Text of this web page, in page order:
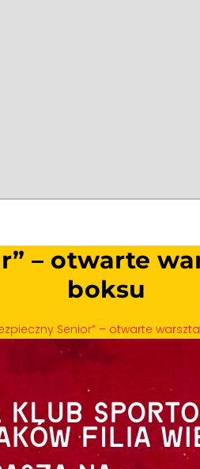
– otwarte
boksu
Senior” – otwarte